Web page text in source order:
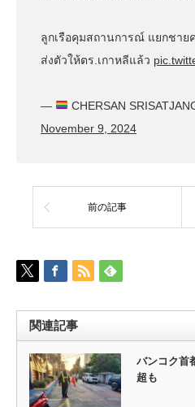
ลูกเรือคุมสถานการณ์ แยกชาย
ส่งตัวให้ตร.เกาหลีแล้ว
— CHERSAN
November 9, 2024
前の記事
関連記事
バンコク首
超も